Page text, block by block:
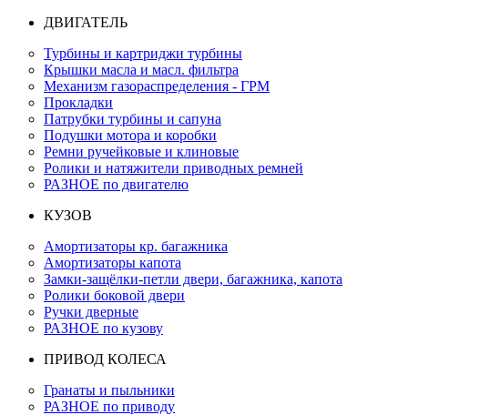
ДВИГАТЕЛЬ
Турбины и картриджи турбины
Крышки масла и масл. фильтра
Механизм газораспределения - ГРМ
Прокладки
Патрубки турбины и сапуна
Подушки мотора и коробки
Ремни ручейковые и клиновые
Ролики и натяжители приводных ремней
РАЗНОЕ по двигателю
КУЗОВ
Амортизаторы кр. багажника
Амортизаторы капота
Замки-защёлки-петли двери, багажника, капота
Ролики боковой двери
Ручки дверные
РАЗНОЕ по кузову
ПРИВОД КОЛЕСА
Гранаты и пыльники
РАЗНОЕ по приводу